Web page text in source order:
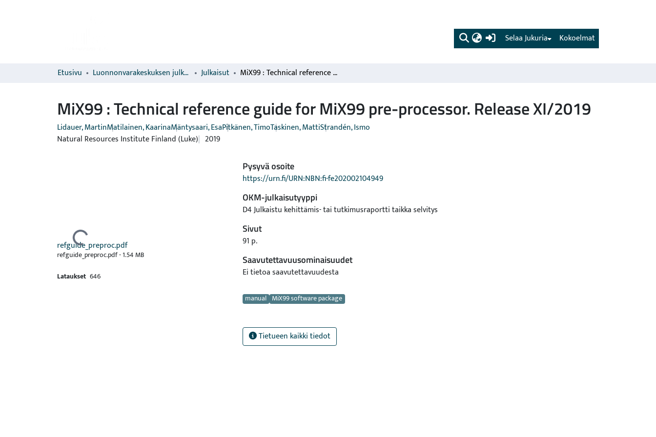
(current) Kokoelmat
Selaa Jukuria
Etusivu Luonnonvarakeskuksen julkaisut Julkaisut MiX99 : Technical reference guide for MiX99 pre-processor. Release XI/2019
MiX99 : Technical reference guide for MiX99 pre-processor. Release XI/2019
Lidauer, MartinMatilainen, KaarinaMäntysaari, EsaPitkänen, TimoTaskinen, MattiStrandén, Ismo
Natural Resources Institute Finland (Luke) 2019
Ladataan...
refguide_preproc.pdf
refguide_preproc.pdf -1.54 MB
Lataukset 646
Pysyvä osoite
https://urn.fi/URN:NBN:fi-fe202002104949
OKM-julkaisutyyppi
D4 Julkaistu kehittämis- tai tutkimusraportti taikka selvitys
Sivut
91 p.
Saavutettavuusominaisuudet
Ei tietoa saavutettavuudesta
Avainsanat
manual MiX99 software package
Tietueen kaikki tiedot